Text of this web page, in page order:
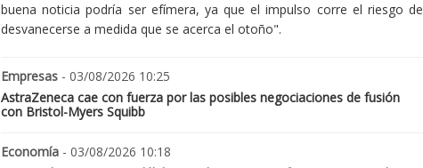
buena noticia podría ser efímera, ya que el impulso corre el riesgo de
desvanecerse a medida que se acerca el otoño".
Empresas - 03/08/2026 10:25
AstraZeneca cae con fuerza por las posibles negociaciones de fusión
con Bristol-Myers Squibb
Economía - 03/08/2026 10:18